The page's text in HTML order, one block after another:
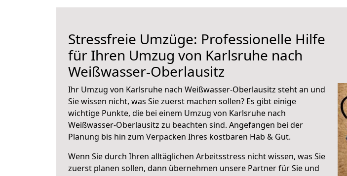
Stressfreie Umzüge: Professionelle Hilfe
für Ihren Umzug von Karlsruhe nach
Weißwasser-Oberlausitz
Ihr Umzug von Karlsruhe nach Weißwasser-Oberlausitz steht an und
Sie wissen nicht, was Sie zuerst machen sollen? Es gibt einige
wichtige Punkte, die bei einem Umzug von Karlsruhe nach
Weißwasser-Oberlausitz zu beachten sind. Angefangen bei der
Planung bis hin zum Verpacken Ihres kostbaren Hab & Gut.
Wenn Sie durch Ihren alltäglichen Arbeitsstress nicht wissen, was Sie
zuerst planen sollen, dann übernehmen unsere Partner für Sie und